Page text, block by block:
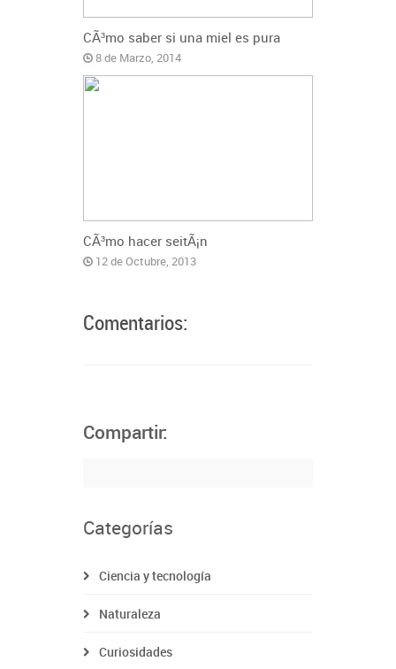
CÃ³mo saber si una miel es pura
8 de Marzo, 2014
CÃ³mo hacer seitÃ¡n
12 de Octubre, 2013
Comentarios:
Compartir:
Categorías
Ciencia y tecnología
Naturaleza
Curiosidades